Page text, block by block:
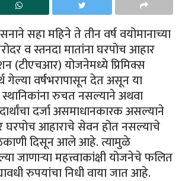
सहा महिने ते तीन वर्ष वयोमानाच्या
व स्तनदा मातांना घरपोच आहार
(टीएचआर) योजनेमध्ये प्रिमिक्स
गेल्या वर्षभरापासून देत असून या
स्थानिकांना रुचत नसल्याने अथवा
दर्जा असमाधानकारक असल्याने
घरपोच आहाराचे सेवन होत नसल्याचे
दिसून आले आहे. त्यामुळे
जाणाऱ्या महत्त्वाकांक्षी योजनेचे फलित
रुपयांचा निधी वाया जात आहे.